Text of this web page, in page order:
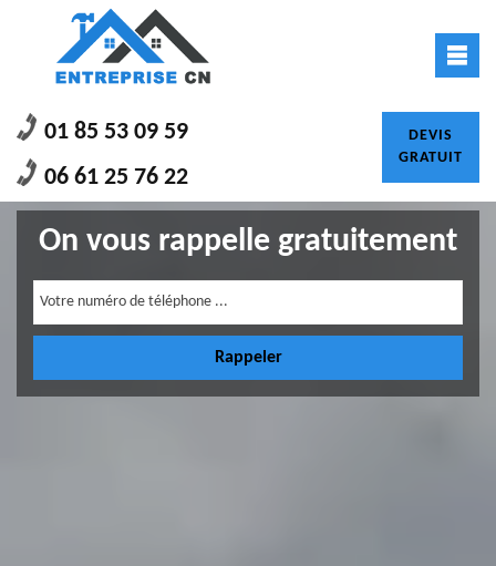
01 85 53 09 59
06 61 25 76 22
DEVIS
GRATUIT
On vous rappelle gratuitement